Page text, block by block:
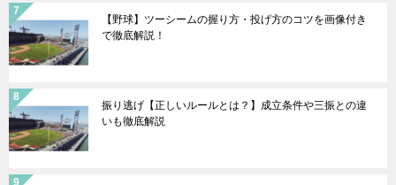
【野球】ツーシームの握り方・投げ方のコツを画像付き
で徹底解説！
振り逃げ【正しいルールとは？】成立条件や三振との違
いも徹底解説